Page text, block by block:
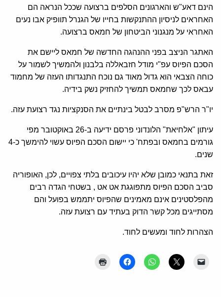
הינם דאע"ש והארגונים הסלפים ברצועה שככל הנראה הם
האחראים לניסיון ההתנקשות בחייו של הגנרל תוופיק אבו נעים
האחראי על מנגנוני הביטחון של חמאס ברצועה.
האתגר הניצב בפני ההנהגה החדשה של חמאס ליישם את
הסכם הפיוס עפ"י מודל חזבאללה בלבנון ולהמשיך לשמור על
כוחה הצבאי הוא גדול מאוד גם נוכח התנגדותו העזה של מחמוד
עבאס לכך שחמאס תמשיך להחזיק נשק בידיה.
יו"ר הרש"פ מסרב לבטל בינתיים את הסנקציות נגד רצועת עזה.
עיתון "אלחיאת" הלונדוני פרסם ידיעה ב-26 באוקטובר מפי
גורמים בחמאס ובפתח' כי יישום הסכם הפיוס עשוי להימשך כ-4
שנים.
זאת בתנאי כמובן שלא יהיו עיכובים בלתי צפויים, לכן, האופוריה
סביב הסכם הפיוס מתפוגגת אט אט , בשטחי הגדה רבים
מהפלסטינים אינם מאמינים שהפיוס יתממש בפועל והם
מסתייגים מכל קשר הדוק בעתיד עם רצועת עזה.
הצהרות לחוד ומעשים לחוד.